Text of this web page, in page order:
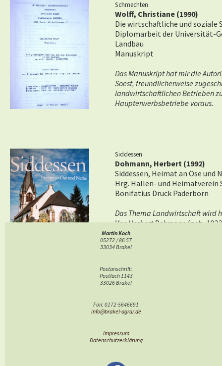
Schmechten
Wolff, Christiane (1990)
Die wirtschaftliche und
Diplomarbeit der Universität-
Landbau
Manuskript
Das Manuskript hat mir die
Soest, freundlicherweise
landwirtschaftlichen Betrieben
Haupterwerbsbetriebe voraus.
Siddessen
Dohmann, Herbert (1992)
Siddessen, Heimat an Öse und
Hrg. Hallen- und Heimatverein
Bonifatius Druck Paderborn
Das Thema Landwirtschaft wird
Von Herbert Dohmann (geb.
1994 Nau hört mol her
2013 Führer und CD
Martin Koch
05272 / 86 57
33034 Brakel
Postanschrift:
Postfach 1143
33026 Brakel
Fon: 0172-5646691
info@brakel-agrar.de
Impressum
Datenschutzerklärung